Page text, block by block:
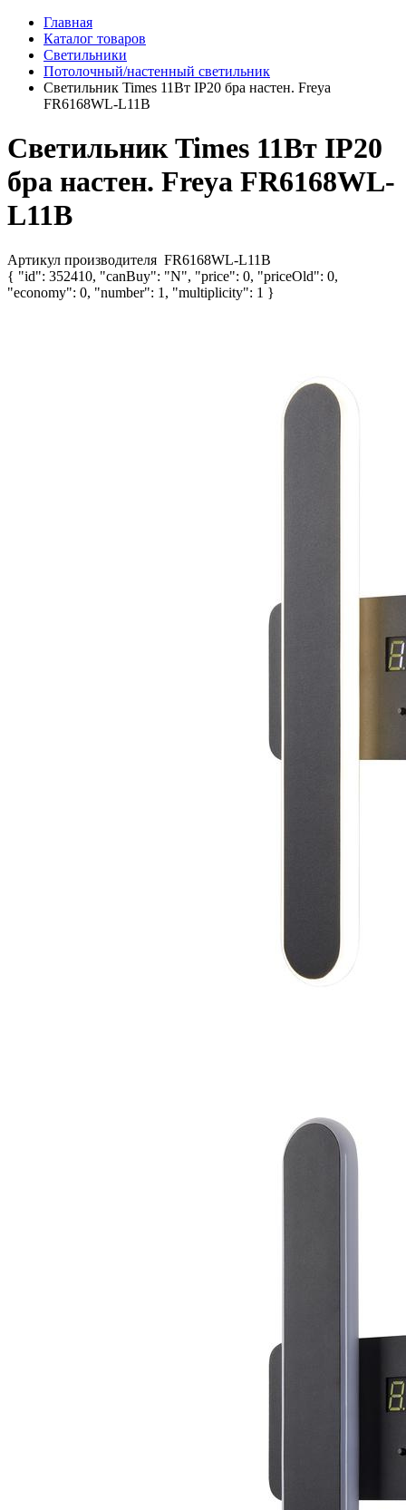
Главная
Каталог товаров
Светильники
Потолочный/настенный светильник
Светильник Times 11Вт IP20 бра настен. Freya
FR6168WL-L11B
Светильник Times 11Вт IP20
бра настен. Freya FR6168WL-
L11B
Артикул производителя FR6168WL-L11B
{ "id": 352410, "canBuy": "N", "price": 0, "priceOld": 0,
"economy": 0, "number": 1, "multiplicity": 1 }